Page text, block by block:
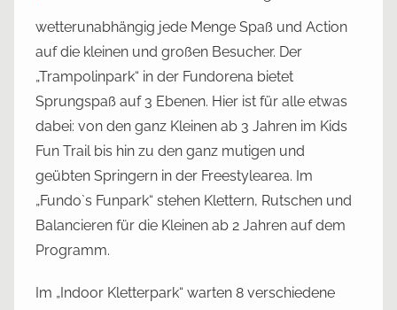
i
c
h
t
a
2
.
M
a
2
wetterunabhängig jede Menge Spaß und Action
auf die kleinen und großen Besucher. Der
„Trampolinpark“ in der Fundorena bietet
Sprungspaß auf 3 Ebenen. Hier ist für alle etwas
dabei: von den ganz Kleinen ab 3 Jahren im Kids
Fun Trail bis hin zu den ganz mutigen und
geübten Springern in der Freestylearea. Im
„Fundo`s Funpark“ stehen Klettern, Rutschen und
Balancieren für die Kleinen ab 2 Jahren auf dem
Programm.
Im „Indoor Kletterpark“ warten 8 verschiedene